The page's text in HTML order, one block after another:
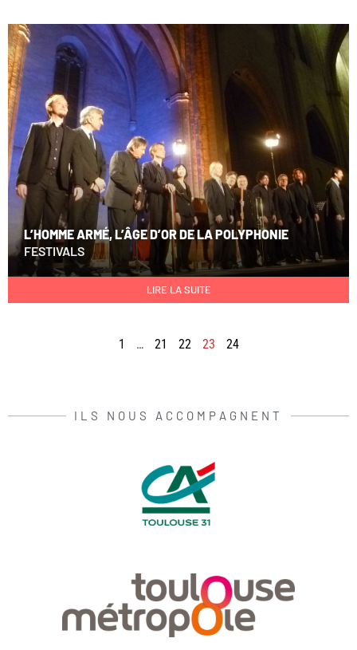
L’HOMME ARMÉ, L’ÂGE D’OR DE LA POLYPHONIE
FESTIVALS
LIRE LA SUITE
1 … 21 22 23 24
ILS NOUS ACCOMPAGNENT